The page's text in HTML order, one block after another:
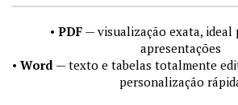
• PDF— visualização exata, ideal
apresentações
• Word — texto e tabelas totalmente
personalização